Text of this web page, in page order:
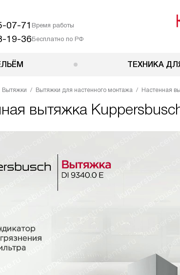
07-71 Время работы
19-36Бесплатно по РФ
ТЕХНИКА
Вытяжки Вытяжки для настенного монтажа Настенная
вытяжка